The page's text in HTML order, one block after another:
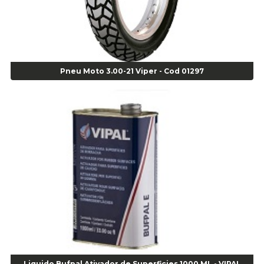
Agulha Escariadora/ Alargadora Caminhão - COD. 02342
Agulha Inserto Pneu s/ câmara - Caminhão - Cod 01909
Agulha Inserto Pneu s/ câmara - Moto - cod 02973
Agulha Inserto Pneus s/ câmara - Passeio - Cod 00163
Agulha para Aplicação Vipstem- Vipal - Cod 02558
Alicate Anéis Interno Reto 3.3/8 pol x 6.1/2 pol - cod 00977
Alicate Bico Curvo - Cod 01781
Alicate Bico Reto - Cod 02804
Alicate Bico Reto para Anéis Internos - Cod 00892
Alicate Bico Reto Tipo Telefone - Cod 02911
Alicate Bomba D Água - Cod 01326
Alicate Corte Diagonal - Cod 02138
Alicate Corte Frontal - Cod 02685
Alicate Corte Frontal - Cod 02685
Alicate Corte Lateral Força Dupla - Cod 03105
Pneu Moto 3.00-21 Viper - Cod 01297